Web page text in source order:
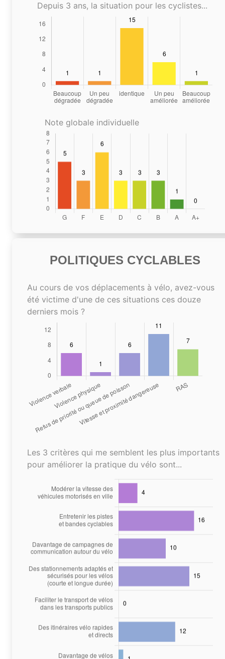
Depuis 3 ans, la situation pour les cyclistes...
Note globale individuelle
POLITIQUES CYCLABLES
Au cours de vos déplacements à vélo, avez-vous
été victime d'une de ces situations ces douze
derniers mois ?
Les 3 critères qui me semblent les plus importants
pour améliorer la pratique du vélo sont...